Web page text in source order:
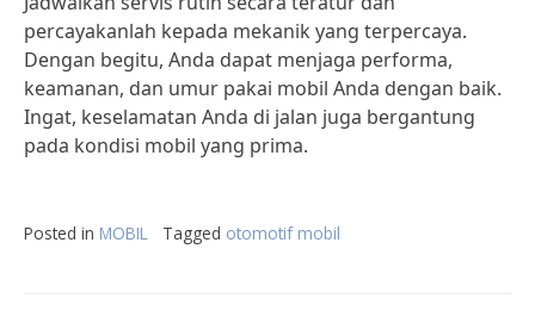
percayakanlah kepada mekanik yang terpercaya.
Dengan begitu, Anda dapat menjaga performa,
keamanan, dan umur pakai mobil Anda dengan baik.
Ingat, keselamatan Anda di jalan juga bergantung
pada kondisi mobil yang prima.
Posted in MOBIL Tagged otomotif mobil